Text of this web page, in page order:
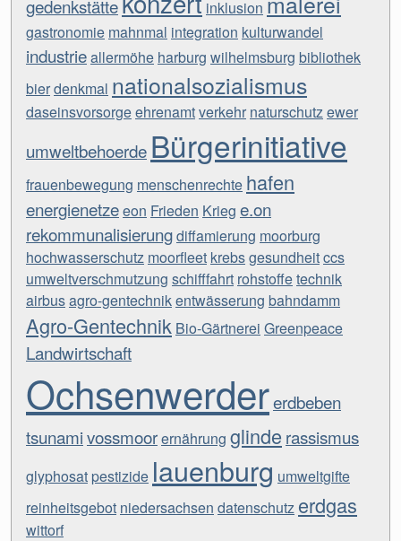
gedenkstätte
inklusion
gastronomie mahnmal integration kulturwandel
industrieallermöhe harburg wilhelmsburg bibliothek
bierdenkmal nationalsozialismus
daseinsvorsorgeehrenamtverkehr naturschutzewer
umweltbehoerde Bürgerinitiative
frauenbewegung menschenrechte hafen
energienetzeeon Frieden Krieg e.on
rekommunalisierungdiffamierung moorburg
hochwasserschutz moorfleet krebsgesundheitccs
umweltverschmutzung schifffahrt rohstoffetechnik
airbusagro-gentechnikentwässerung bahndamm
Agro-Gentechnik Bio-Gärtnerei Greenpeace
Landwirtschaft
Ochsenwerdererdbeben
tsunamivossmoorernährung glinde rassismus
glyphosat pestizide lauenburg umweltgifte
reinheitsgebot niedersachsen datenschutz erdgas
wittorf